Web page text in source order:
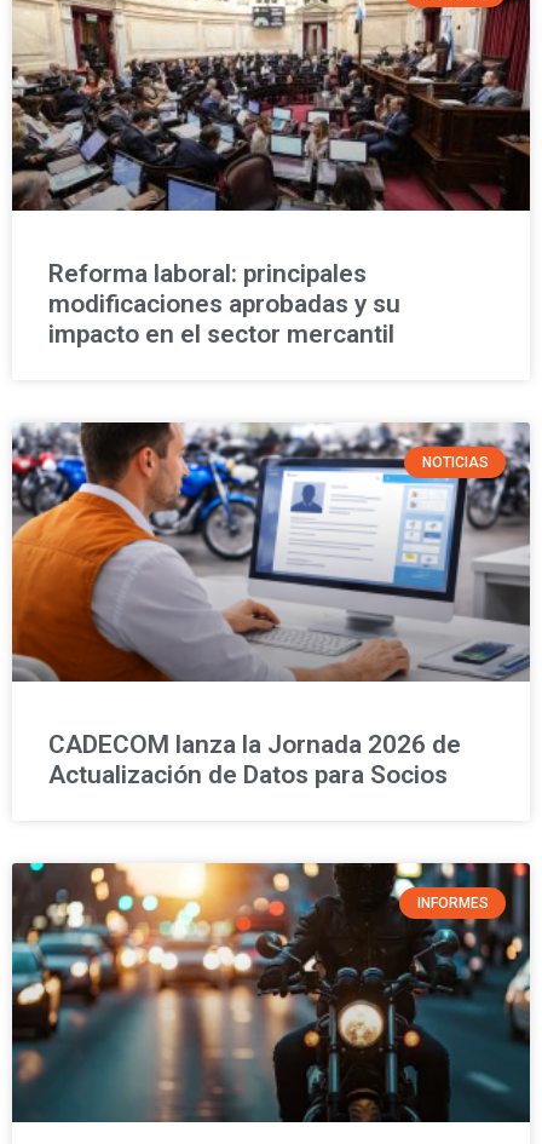
Reforma laboral: principales
modificaciones aprobadas y su
impacto en el sector mercantil
NOTICIAS
CADECOM lanza la Jornada 2026 de
Actualización de Datos para Socios
INFORMES